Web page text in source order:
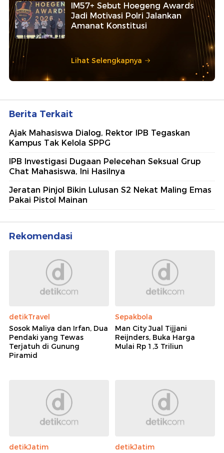
IM57+ Sebut Hoegeng Awards
Jadi Motivasi Polri Jalankan
Amanat Konstitusi
Lihat Selengkapnya
Berita Terkait
Ajak Mahasiswa Dialog, Rektor IPB Tegaskan
Kampus Tak Kelola SPPG
IPB Investigasi Dugaan Pelecehan Seksual Grup
Chat Mahasiswa, Ini Hasilnya
Jeratan Pinjol Bikin Lulusan S2 Nekat Maling Emas
Pakai Pistol Mainan
Rekomendasi
detikTravel
Sosok Maliya dan Irfan, Dua
Pendaki yang Tewas
Terjatuh di Gunung
Piramid
Sepakbola
Man City Jual Tijjani
Reijnders, Buka Harga
Mulai Rp 1,3 Triliun
detikJatim
detikJatim